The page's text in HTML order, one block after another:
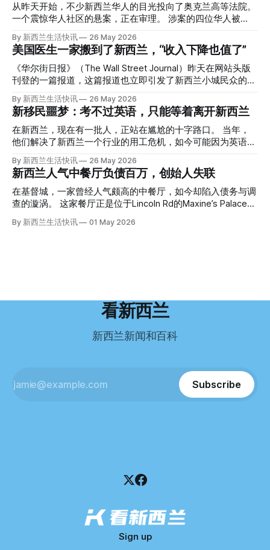
从昨天开始，不少新西兰华人的目光投向了奥克兰高等法院。
一个震惊华人社区的悬案，正在审理。 涉案的四位华人被
告，站在了法庭，被控与一位70岁中国女人的死有关。 事情
的复杂程度，远超人们的想象。 神秘的黑色塑料袋 先让我们
回到2024年3月12日。 新西兰一个名叫Paul Middleton的老
人，在奥克兰Gulf Harbour钓鱼时，发现了一个黑色塑料袋，
里面是一堆衣服。 再扒开衣服，他看到了一只手，一只人
腰部对折，黑色胶带缠着头、手腕和身体，整个人被绑成胎儿
状。 两个10公斤的米袋装满了石头，用胶带死死缠在尸体
上。 死者是亚洲面孔的老年女性，头部、脸、胳膊都有钝器
伤，当时身穿一件“娟燕牌”内衣和黑色长裤。 她是谁？没有人
Operation Parade的案子，开始调查。 米袋泄露秘密 破案的
关键，是两个米袋。这两个塑料米袋里装着用来压住尸体的花
园石头。 每个米袋上都有序列号。 警察一家家查，发现这批
米是在奥克兰北岸一家超市卖的。
By 新西兰生活快讯 26 May 2026
美国医生一家搬到了新西兰，“收入下降也值了”
《华尔街日报》（The Wall Street Journal）昨天在网站头版
刊登的一篇报道，这篇报道也立即引发了新西兰小城民众的兴
趣： “精疲力尽的美国医生，正在离开美国，前往新西兰一座
偏远小镇。” “精疲力尽的美国医生”搬家新西兰 四年前，在加
州拉霍亚（La Jolla）一家医院担任内科医生的Brandon
Williams医生达到了崩溃的边缘。 患者人数激增、医疗人员短
缺、医疗事故诉讼的威胁，以及对患者无力支付医疗费用的忧
（PTSD）。他的其中一位同事甚至因自杀身亡。 他并不想放
弃从医，但他不想再在美国行医了。 于是，他与38岁的妻子
Ellen Williams开始在欧洲寻找更好的选择。 就在那时，他收
到了一封来自新西兰医疗招聘人员的信。 “虽然跑到那个‘与世
义。”现年39岁的加州人Brandon说道。 2024年11月，这家人
By 新西兰生活快讯 26 May 2026
新移民噩梦：考不过英语，只能等着离开新西兰
在新西兰，现在有一批人，正站在尴尬的十字路口。 当年，
他们解决了新西兰一个行业的用工危机，如今可能因为英语考
试，不得不在几年内离开这个国家。 一位移民的无奈感叹：
“如果我们真能考到那个分数，就不会来开公交车了。” 因为英
语，他们一直无法上岸 来自菲律宾的Ryan De Guzman，就是
这批人中的一员。 2023年，当他看到新西兰招聘海外公交司
机的信息时，几乎没有犹豫就提交了申请。 “我听说这里气候
年3月抵达奥克兰。 当时心里盘算着：努力工作两年，申请居
所需的英语门槛。 De Guzman选择了另一项考试——
Pearson Test of English，最终成绩是45分，而申请要求是58
By 新西兰生活快讯 26 May 2026
新西兰人气中餐厅负债百万，创始人失联
在基督城，一家曾经人气颇高的中餐厅，如今却陷入债务与调
查的漩涡。 这家餐厅正是位于Lincoln Rd的Maxine’s Palace。
其背后的公司已进入清算程序，债务总额接近100万纽币，而
引人关注的是——清算人目前无法联系到创始人本人。 今年3
纽币，员工索赔金额仍在核算中。 整体债务规模，已经逼近
这导致公司财务记录尚未完全掌握，资产处置是否合理仍待核
在核查资产出售是否符合市
By 新西兰生活快讯 01 May 2026
看新西兰
新西兰新闻和百科
Subscribe
Sign up